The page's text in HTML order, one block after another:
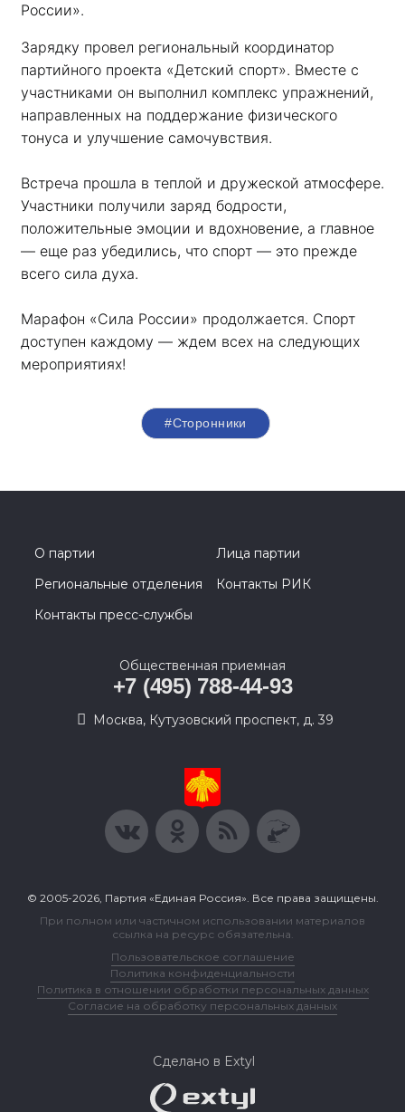
России».
Зарядку провел региональный координатор
партийного проекта «Детский спорт». Вместе с
участниками он выполнил комплекс упражнений,
направленных на поддержание физического
тонуса и улучшение самочувствия.
Встреча прошла в теплой и дружеской атмосфере.
Участники получили заряд бодрости,
положительные эмоции и вдохновение, а главное
— еще раз убедились, что спорт — это прежде
всего сила духа.
Марафон «Сила России» продолжается. Спорт
доступен каждому — ждем всех на следующих
мероприятиях!
#Сторонники
О партии
Лица партии
Региональные отделения
Контакты РИК
Контакты пресс-службы
Общественная приемная
+7 (495) 788-44-93
Москва, Кутузовский проспект, д. 39
© 2005-2026, Партия «Единая Россия». Все права защищены.
При полном или частичном использовании материалов
ссылка на ресурс обязательна.
Пользовательское соглашение
Политика конфиденциальности
Политика в отношении обработки персональных данных
Согласие на обработку персональных данных
Сделано в Extyl